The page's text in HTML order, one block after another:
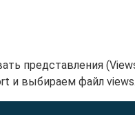
представления
и выбираем файл